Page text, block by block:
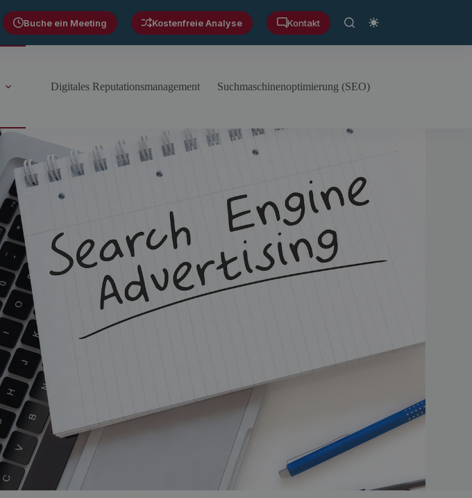
Buche ein Meeting Kostenfreie Analyse Kontakt
Digitales Reputationsmanagement Suchmaschinenoptimierung (SEO)